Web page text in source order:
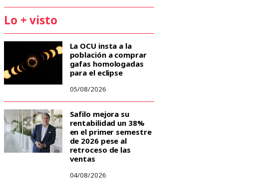
Lo + visto
La OCU insta a la
población a comprar
gafas homologadas
para el eclipse
05/08/2026
Safilo mejora su
rentabilidad un 38%
en el primer semestre
de 2026 pese al
retroceso de las
ventas
04/08/2026